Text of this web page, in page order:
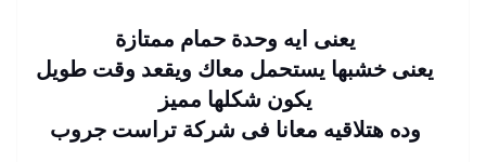
يعنى ايه وحدة حمام ممتازة
يعنى خشبها يستحمل معاك ويقعد وقت طويل
يكون شكلها مميز
وده هتلاقيه معانا فى شركة تراست جروب